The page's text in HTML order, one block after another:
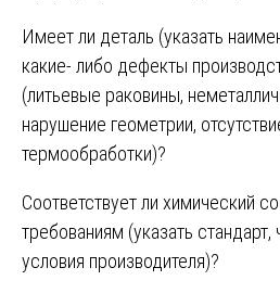
Имеет ли деталь (указать
какие- либо дефекты
(литьевые раковины,
нарушение геометрии,
термообработки)?
Соответствует ли химический
требованиям (указать стандарт,
условия производителя)?